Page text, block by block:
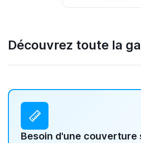
Découvrez toute la
Besoin d'une couverture